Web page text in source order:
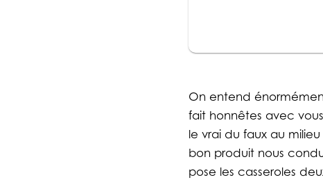
On entend
fait honnêtes avec
le vrai du faux au
bon produit nous
pose les casseroles